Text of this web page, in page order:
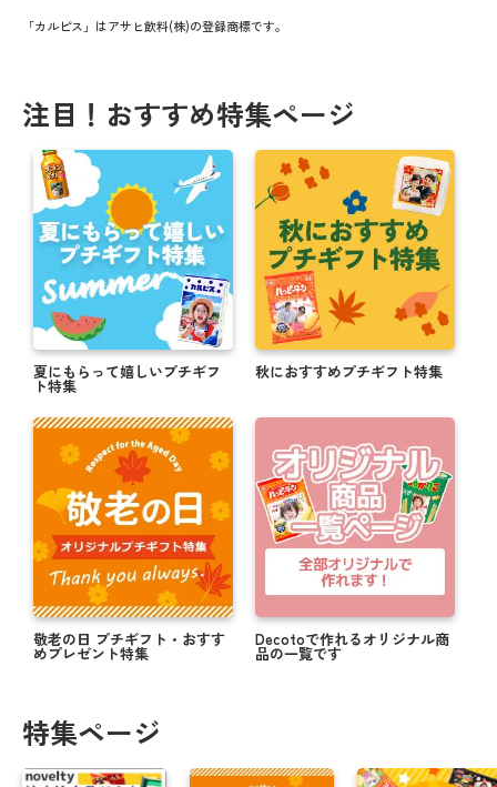
「カルピス」はアサヒ飲料(株)の登録商標です。
注目！おすすめ特集ページ
夏にもらって嬉しいプチギフ
ト特集
秋におすすめプチギフト特集
敬老の日 プチギフト・おすす
めプレゼント特集
Decotoで作れるオリジナル商
品の一覧です
特集ページ